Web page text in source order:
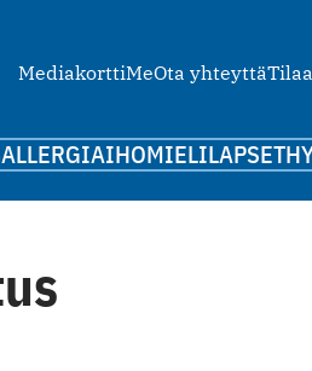
MediakorttiMeOta yhteyttä
ALLERGIAIHOMIELILAPSET